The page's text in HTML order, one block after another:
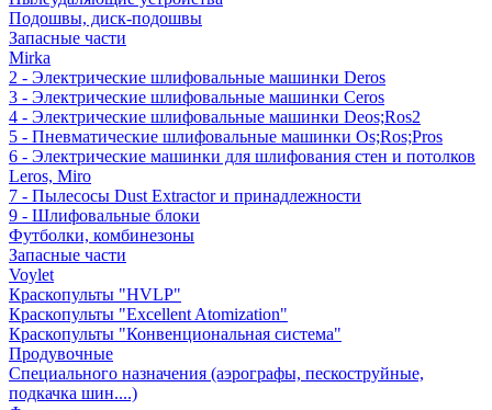
Подошвы, диск-подошвы
Запасные части
Mirka
2 - Электрические шлифовальные машинки Deros
3 - Электрические шлифовальные машинки Ceros
4 - Электрические шлифовальные машинки Deos;Ros2
5 - Пневматические шлифовальные машинки Os;Ros;Pros
6 - Электрические машинки для шлифования стен и потолков
Leros, Miro
7 - Пылесосы Dust Extractor и принадлежности
9 - Шлифовальные блоки
Футболки, комбинезоны
Запасные части
Voylet
Краскопульты "HVLP"
Краскопульты "Excellent Atomization"
Краскопульты "Конвенциональная система"
Продувочные
Специального назначения (аэрографы, пескоструйные,
подкачка шин....)